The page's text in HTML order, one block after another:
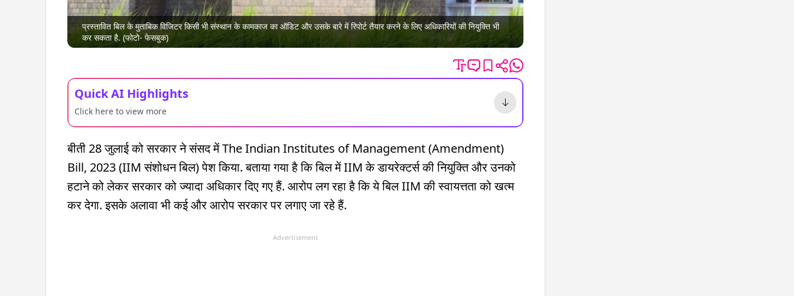
प्रस्तावित बिल के मुताबिक विजिटर किसी भी संस्थान के कामकाज का ऑडिट और उसके बारे में रिपोर्ट तैयार करने के लिए अधिकारियों की नियुक्ति भी
कर सकता है. (फोटो- फेसबुक)
Quick AI Highlights
Click here to view more
बीती 28 जुलाई को सरकार ने संसद में The Indian Institutes of Management (Amendment)
Bill, 2023 (IIM संशोधन बिल) पेश किया. बताया गया है कि बिल में IIM के डायरेक्टर्स की नियुक्ति और उनको
हटाने को लेकर सरकार को ज्यादा अधिकार दिए गए हैं. आरोप लग रहा है कि ये बिल IIM की स्वायत्तता को खत्म
कर देगा. इसके अलावा भी कई और आरोप सरकार पर लगाए जा रहे हैं.
Advertisement